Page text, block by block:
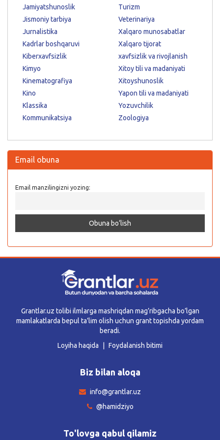
Jamiyatshunoslik
Jismoniy tarbiya
Jurnalistika
Kadrlar boshqaruvi
Kiberxavfsizlik
Kimyo
Kinematografiya
Kino
Klassika
Kommunikatsiya
Turizm
Veterinariya
Xalqaro munosabatlar
Xalqaro tijorat
xavfsizlik va rivojlanish
Xitoy tili va madaniyati
Xitoyshunoslik
Yapon tili va madaniyati
Yozuvchilik
Zoologiya
Email obuna
Email manzilingizni yozing:
Grantlar.uz tolibi ilmlarga mashriqdan mag’ribgacha bo’lgan
mamlakatlarda bepul ta’lim olish uchun grant topishda yordam
beradi.
Loyiha haqida
Foydalanish bitimi
Biz bilan aloqa
info@grantlar.uz
@hamidziyo
To'lovga qabul qilamiz